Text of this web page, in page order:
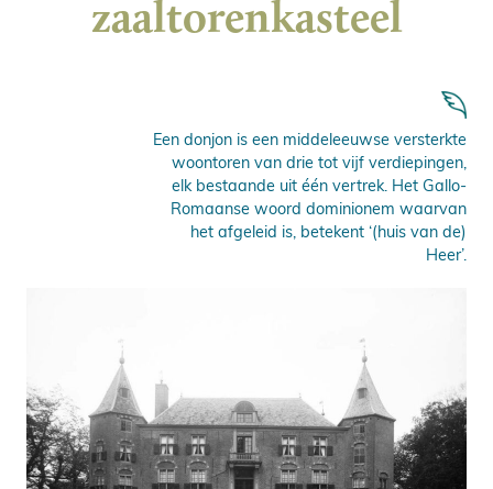
zaaltorenkasteel
Een donjon is een middeleeuwse versterkte
woontoren van drie tot vijf verdiepingen,
elk bestaande uit één vertrek. Het Gallo-
Romaanse woord dominionem waarvan
het afgeleid is, betekent ‘(huis van de)
Heer’.